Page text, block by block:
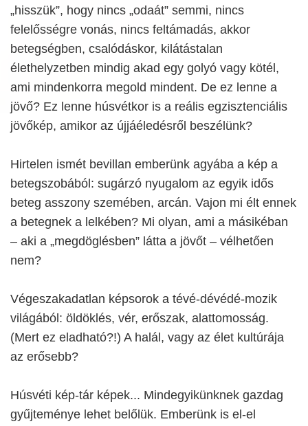
„hisszük”, hogy nincs „odaát” semmi, nincs
felelősségre vonás, nincs feltámadás, akkor
betegségben, csalódáskor, kilátástalan
élethelyzetben mindig akad egy golyó vagy kötél,
ami mindenkorra megold mindent. De ez lenne a
jövő? Ez lenne húsvétkor is a reális egzisztenciális
jövőkép, amikor az újjáéledésről beszélünk?
Hirtelen ismét bevillan emberünk agyába a kép a
betegszobából: sugárzó nyugalom az egyik idős
beteg asszony szemében, arcán. Vajon mi élt ennek
a betegnek a lelkében? Mi olyan, ami a másikéban
– aki a „megdöglésben” látta a jövőt – vélhetően
nem?
Végeszakadatlan képsorok a tévé-dévédé-mozik
világából: öldöklés, vér, erőszak, alattomosság.
(Mert ez eladható?!) A halál, vagy az élet kultúrája
az erősebb?
Húsvéti kép-tár képek... Mindegyikünknek gazdag
gyűjteménye lehet belőlük. Emberünk is el-el